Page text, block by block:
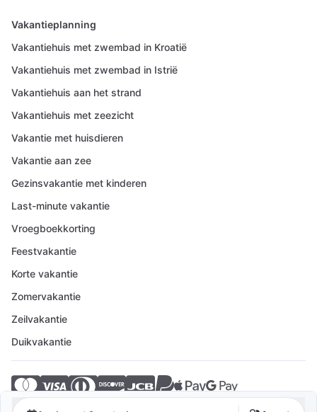
Vakantieplanning
Vakantiehuis met zwembad in Kroatië
Vakantiehuis met zwembad in Istrië
Vakantiehuis aan het strand
Vakantiehuis met zeezicht
Vakantie met huisdieren
Vakantie aan zee
Gezinsvakantie met kinderen
Last-minute vakantie
Vroegboekkorting
Feestvakantie
Korte vakantie
Zomervakantie
Zeilvakantie
Duikvakantie
© 2026 Crovillas GmbH